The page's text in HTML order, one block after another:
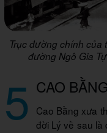
Trục đường chính của
đường Ngô Gia
5 CAO BẰNG
Cao Bằng xưa
đời Lý về sau là